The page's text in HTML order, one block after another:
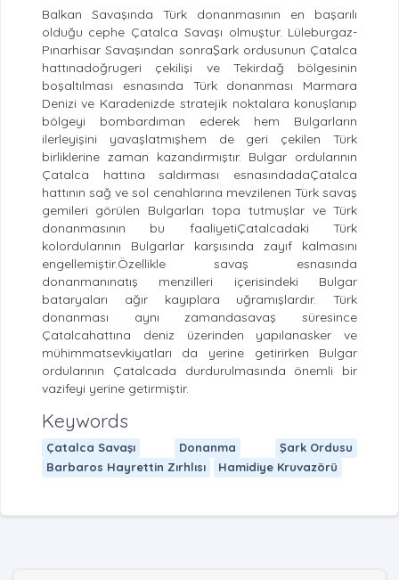
Balkan Savaşında Türk donanmasının en başarılı
olduğu cephe Çatalca Savaşı olmuştur. Lüleburgaz-
Pınarhisar Savaşından sonraŞark ordusunun Çatalca
hattınadoğrugeri çekilişi ve Tekirdağ bölgesinin
boşaltılması esnasında Türk donanması Marmara
Denizi ve Karadenizde stratejik noktalara konuşlanıp
bölgeyi bombardıman ederek hem Bulgarların
ilerleyişini yavaşlatmışhem de geri çekilen Türk
birliklerine zaman kazandırmıştır. Bulgar ordularının
Çatalca hattına saldırması esnasındadaÇatalca
hattının sağ ve sol cenahlarına mevzilenen Türk savaş
gemileri görülen Bulgarları topa tutmuşlar ve Türk
donanmasının bu faaliyetiÇatalcadaki Türk
kolordularının Bulgarlar karşısında zayıf kalmasını
engellemiştir.Özellikle savaş esnasında
donanmanınatış menzilleri içerisindeki Bulgar
bataryaları ağır kayıplara uğramışlardır. Türk
donanması aynı zamandasavaş süresince
Çatalcahattına deniz üzerinden yapılanasker ve
mühimmatsevkiyatları da yerine getirirken Bulgar
ordularının Çatalcada durdurulmasında önemli bir
vazifeyi yerine getirmiştir.
Keywords
Çatalca Savaşı Donanma
Şark Ordusu
Barbaros Hayrettin Zırhlısı
Hamidiye Kruvazörü